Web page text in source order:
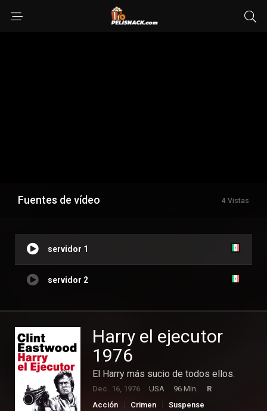
Fuentes de vídeo 4 Vistas
servidor 1
servidor 2
Harry el ejecutor
1976
El Harry más sucio de todos ellos.
Dec. 16, 1976 USA 96 Min.
R
Acción
Crimen Suspense